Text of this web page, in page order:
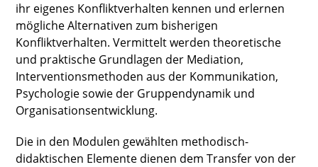
ihr eigenes Konfliktverhalten kennen und erlernen
mögliche Alternativen zum bisherigen
Konfliktverhalten. Vermittelt werden theoretische
und praktische Grundlagen der Mediation,
Interventionsmethoden aus der Kommunikation,
Psychologie sowie der Gruppendynamik und
Organisationsentwicklung.
Die in den Modulen gewählten methodisch-
didaktischen Elemente dienen dem Transfer von der